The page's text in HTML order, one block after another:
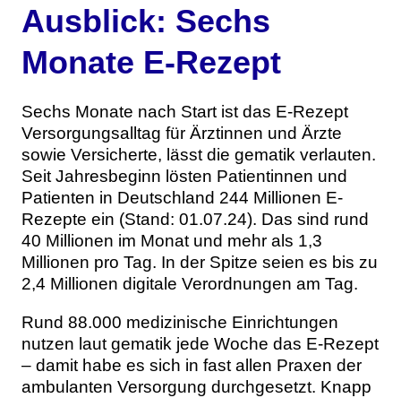
Digital Health
Personen
Abonnement
Über uns
Werben
Ausblick: Sechs
Monate E-Rezept
Sechs Monate nach Start ist das E-Rezept
Versorgungsalltag für Ärztinnen und Ärzte
sowie Versicherte, lässt die gematik verlauten.
Seit Jahresbeginn lösten Patientinnen und
Patienten in Deutschland 244 Millionen E-
Rezepte ein (Stand: 01.07.24). Das sind rund
40 Millionen im Monat und mehr als 1,3
Millionen pro Tag. In der Spitze seien es bis zu
2,4 Millionen digitale Verordnungen am Tag.
Rund 88.000 medizinische Einrichtungen
nutzen laut gematik jede Woche das E-Rezept
– damit habe es sich in fast allen Praxen der
ambulanten Versorgung durchgesetzt. Knapp